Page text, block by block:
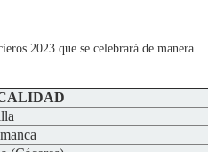
2023 que se celebrará de manera